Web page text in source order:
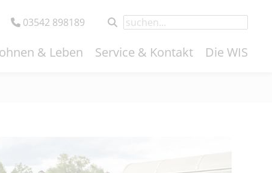
03542 898189
& Leben Service & Kontakt Die WIS